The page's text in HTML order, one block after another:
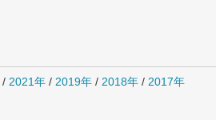
/ 2021年 / 2019年 / 2018年 / 2017年